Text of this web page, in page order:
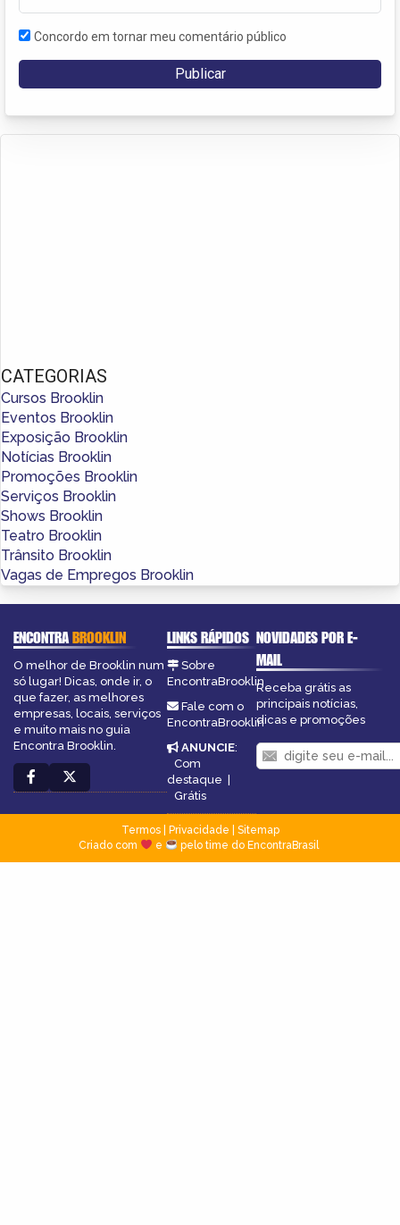
Concordo em tornar meu comentário público
CATEGORIAS
Cursos Brooklin
Eventos Brooklin
Exposição Brooklin
Notícias Brooklin
Promoções Brooklin
Serviços Brooklin
Shows Brooklin
Teatro Brooklin
Trânsito Brooklin
Vagas de Empregos Brooklin
ENCONTRABROOKLIN
O melhor de Brooklin num
só lugar! Dicas, onde ir, o
que fazer, as melhores
empresas, locais, serviços
e muito mais no guia
Encontra Brooklin.
LINKS RÁPIDOS
Sobre
EncontraBrooklin
Fale com o
EncontraBrooklin
ANUNCIE:
Com
destaque
Grátis
NOVIDADES POR E-
MAIL
Receba grátis as
principais notícias,
dicas e promoções
Termos| Privacidade
Sitemap
Criado com
e pelo time do EncontraBrasil